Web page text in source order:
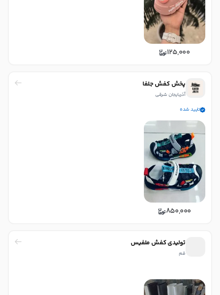
125,000
پخش کفش جلفا
آذربایجان شرقی
تایید شده
850,000
تولیدی کفش ملفیس
قم